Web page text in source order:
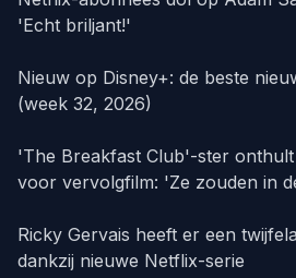
'Echt briljant!'
Nieuw op Disney+: de beste
(week 32, 2026)
'The Breakfast Club'-ster
voor vervolgfilm: 'Ze zouden in
Ricky Gervais heeft er een
dankzij nieuwe Netflix-serie